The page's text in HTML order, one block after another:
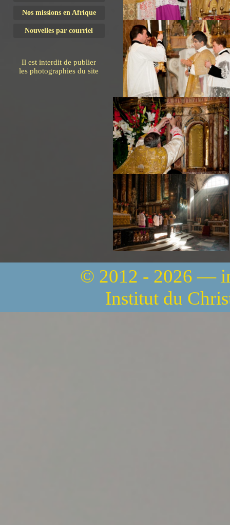
Nos missions en Afrique
Nouvelles par courriel
Il est interdit de publier
les photographies du site
© 2012 - 2026 —
Institut du